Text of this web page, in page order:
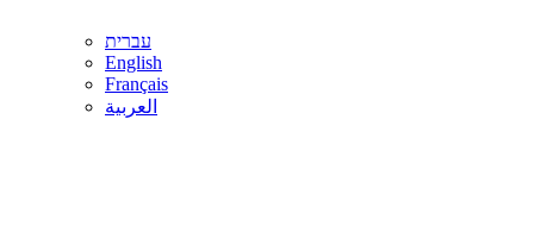
עברית
English
Français
العربية